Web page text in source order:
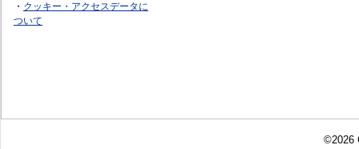
・ クッキー・アクセスデータに
ついて
©2026